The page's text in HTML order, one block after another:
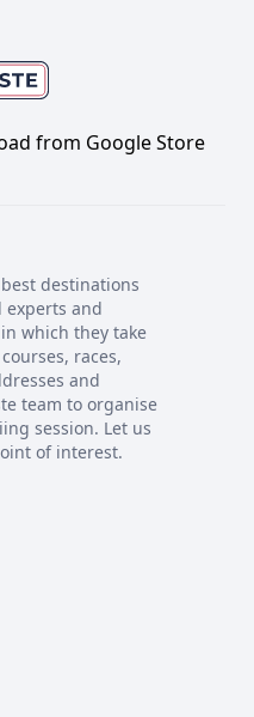
destinations
experts and
which they take
races,
and
team to organise
session. Let us
of interest.